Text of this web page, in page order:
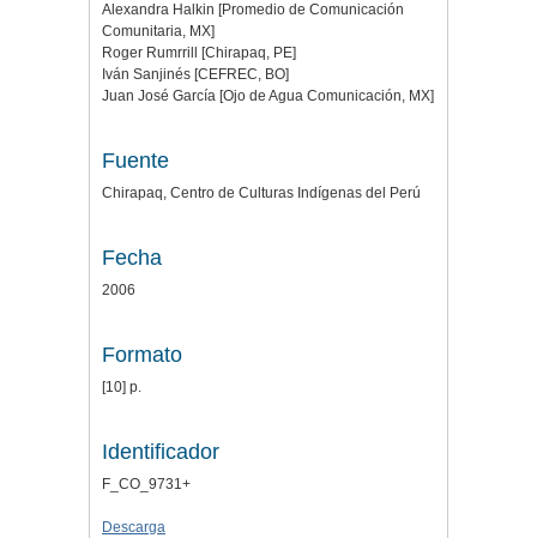
Alexandra Halkin [Promedio de Comunicación
Comunitaria, MX]
Roger Rumrrill [Chirapaq, PE]
Iván Sanjinés [CEFREC, BO]
Juan José García [Ojo de Agua Comunicación, MX]
Fuente
Chirapaq, Centro de Culturas Indígenas del Perú
Fecha
2006
Formato
[10] p.
Identificador
F_CO_9731+
Descarga